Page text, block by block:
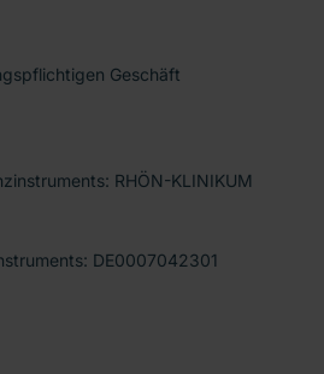
Geschäft
RHÖN-KLINIKUM
DE0007042301